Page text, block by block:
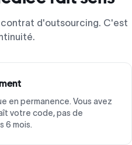
d'outsourcing. C'est
en permanence. Vous avez
votre code, pas de
6 mois.